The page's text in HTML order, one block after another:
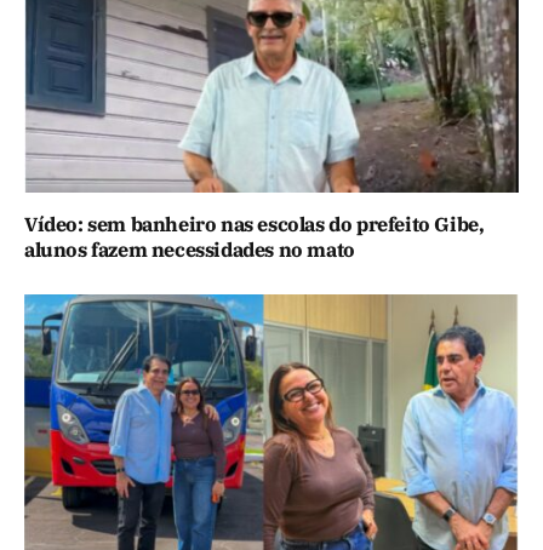
Vídeo: sem banheiro nas escolas do prefeito Gibe,
alunos fazem necessidades no mato